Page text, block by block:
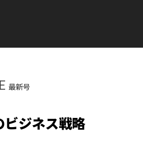
最新号
ビジネス戦略